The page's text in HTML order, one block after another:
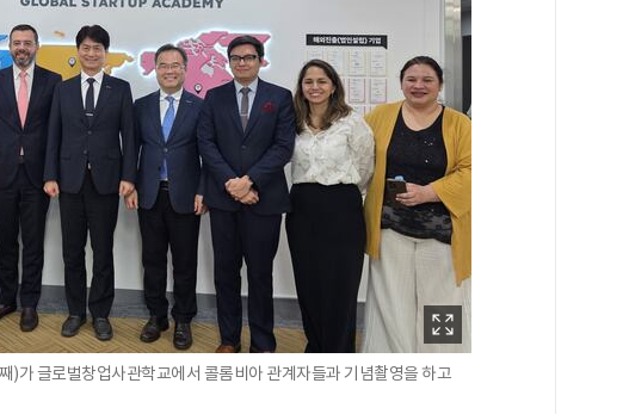
)가 글로벌창업사관학교에서 콜롬비아 관계자들과 기념촬영을 하고